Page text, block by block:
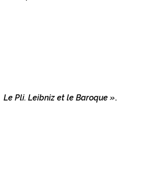
Le Pli. Leibniz et le Baroque ».